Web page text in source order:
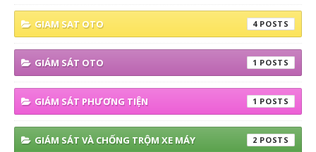
GIAM SAT OTO 4
GIÁM SÁT OTO 1
GIÁM SÁT PHƯƠNG TIỆN 1
GIÁM SÁT VÀ CHỐNG TRỘM XE MÁY 2